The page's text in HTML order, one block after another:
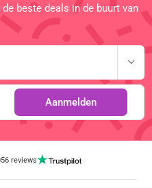
beste deals in de buurt van
Aanmelden
reviews